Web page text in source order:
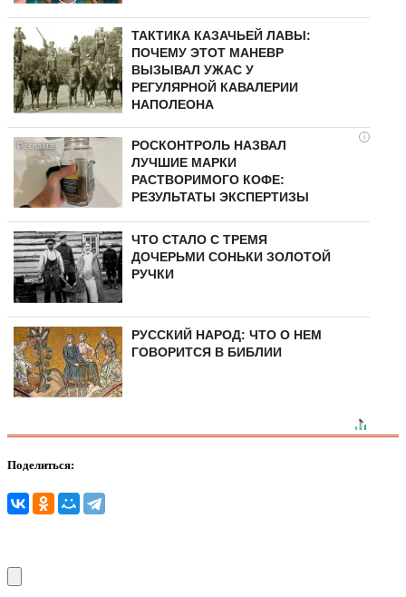
ТАКТИКА КАЗАЧЬЕЙ ЛАВЫ:
ПОЧЕМУ ЭТОТ МАНЕВР
ВЫЗЫВАЛ УЖАС У
РЕГУЛЯРНОЙ КАВАЛЕРИИ
НАПОЛЕОНА
i
РОСКОНТРОЛЬ НАЗВАЛ
ЛУЧШИЕ МАРКИ
РАСТВОРИМОГО КОФЕ:
РЕЗУЛЬТАТЫ ЭКСПЕРТИЗЫ
ЧТО СТАЛО С ТРЕМЯ
ДОЧЕРЬМИ СОНЬКИ ЗОЛОТОЙ
РУЧКИ
РУССКИЙ НАРОД: ЧТО О НЕМ
ГОВОРИТСЯ В БИБЛИИ
Поделиться: